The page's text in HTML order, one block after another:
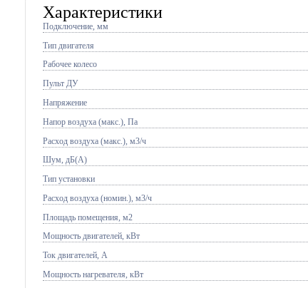
Характеристики
Подключение, мм
Тип двигателя
Рабочее колесо
Пульт ДУ
Напряжение
Напор воздуха (макс.), Па
Расход воздуха (макс.), м3/ч
Шум, дБ(А)
Тип установки
Расход воздуха (номин.), м3/ч
Площадь помещения, м2
Мощность двигателей, кВт
Ток двигателей, А
Мощность нагревателя, кВт